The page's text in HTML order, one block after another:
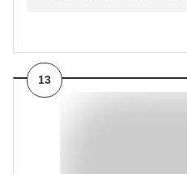
13